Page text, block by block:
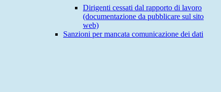
Dirigenti cessati dal rapporto di lavoro
(documentazione da pubblicare sul sito
web)
Sanzioni per mancata comunicazione dei dati